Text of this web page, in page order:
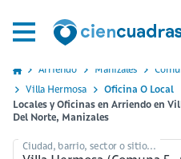
Arriendo Manizales
Villa Hermosa
Oficina O Local
Locales y Oficinas en Arriendo en
Del Norte, Manizales
Ciudad, barrio, sector o sitio...